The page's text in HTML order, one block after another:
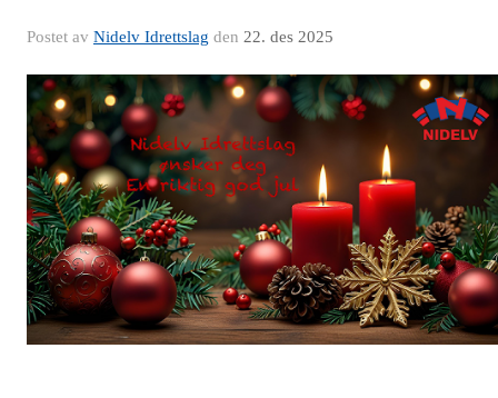
Postet av Nidelv Idrettslag den 22. des 2025